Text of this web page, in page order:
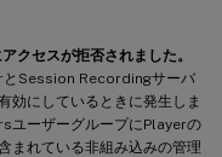
クセスが拒否されました。
Session Recordingサーバ
効にしているときに発生しま
ーザーグループにPlayerの
まれている非組み込みの管理